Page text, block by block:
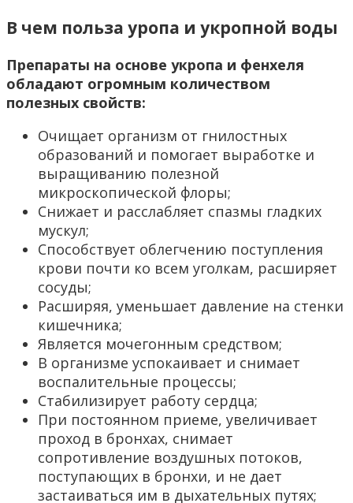
В чем польза уропа и укропной воды
Препараты на основе укропа и фенхеля
обладают огромным количеством
полезных свойств:
Очищает организм от гнилостных
образований и помогает выработке и
выращиванию полезной
микроскопической флоры;
Снижает и расслабляет спазмы гладких
мускул;
Способствует облегчению поступления
крови почти ко всем уголкам, расширяет
сосуды;
Расширяя, уменьшает давление на стенки
кишечника;
Является мочегонным средством;
В организме успокаивает и снимает
воспалительные процессы;
Стабилизирует работу сердца;
При постоянном приеме, увеличивает
проход в бронхах, снимает
сопротивление воздушных потоков,
поступающих в бронхи, и не дает
застаиваться им в дыхательных путях;